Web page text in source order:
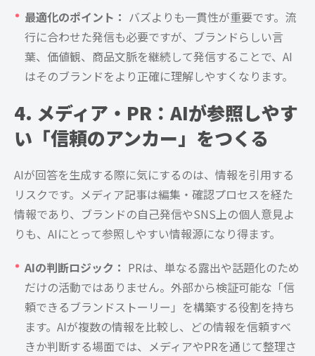
最適化のポイント： バズよりも一貫性が重要です。流
行に合わせた発信も必要ですが、ブランドらしい言
葉、価値観、商品文脈を継続して発信することで、AI
はそのブランドをより正確に理解しやすくなります。
4. メディア・PR：AIが参照しやす
い「信頼のアンカー」をつくる
AIが回答を生成する際に気にするのは、情報を引用する
リスクです。メディア記事は編集・確認プロセスを経た
情報であり、ブランドの自己発信やSNS上の個人意見よ
りも、AIにとって参照しやすい情報源になり得ます。
AIの判断ロジック： PRは、単なる露出や話題化のため
だけの活動ではありません。外部から検証可能な「信
頼できるブランドストーリー」を構築する役割を持ち
ます。AIが複数の情報を比較し、どの情報を信頼すべ
きか判断する場面では、メディアやPRを通じて整理さ